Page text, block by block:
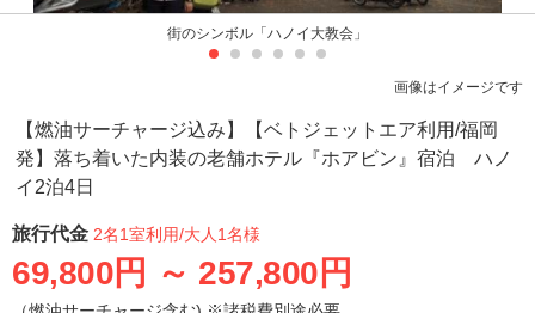
街のシンボル「ハノイ大教会」
画像はイメージです
【燃油サーチャージ込み】【ベトジェットエア利用/福岡
発】落ち着いた内装の老舗ホテル『ホアビン』宿泊 ハノ
イ2泊4日
旅行代金 2名1室利用/大人1名様
69,800円 ～ 257,800円